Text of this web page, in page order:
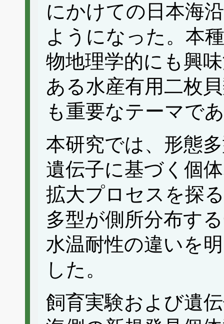
にかけての日本海
ようになった。本
物地理学的にも興
ある水産有用二枚
も重要なテーマで
本研究では、形態
遺伝子に基づく個
拡大プロセスを探
多型が側所分布す
水温耐性の違いを
した。
飼育実験および遺